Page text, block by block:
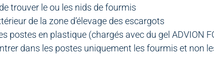
trouver le ou les nids de fourmis
de la zone d’élevage des escargots
postes en plastique (chargés avec du gel ADVION
dans les postes uniquement les fourmis et non